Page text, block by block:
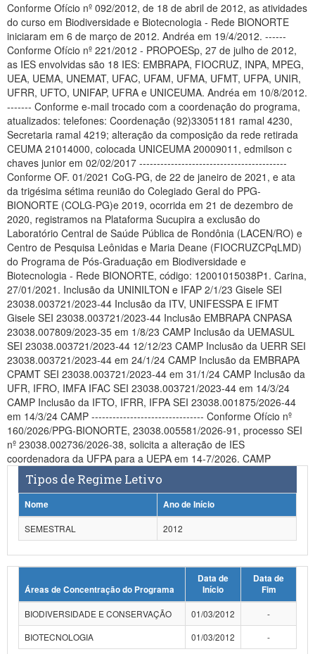
Ministério da Mulher, da Família e dos Direitos Humanos
Secretaria de Governo
Advocacia-Geral da União
Conforme Ofício nº 092/2012, de 18 de abril de 2012, as atividades
do curso em Biodiversidade e Biotecnologia - Rede BIONORTE
iniciaram em 6 de março de 2012. Andréa em 19/4/2012. ------
Conforme Ofício nº 221/2012 - PROPOESp, 27 de julho de 2012,
as IES envolvidas são 18 IES: EMBRAPA, FIOCRUZ, INPA, MPEG,
UEA, UEMA, UNEMAT, UFAC, UFAM, UFMA, UFMT, UFPA, UNIR,
UFRR, UFTO, UNIFAP, UFRA e UNICEUMA. Andréa em 10/8/2012.
------- Conforme e-mail trocado com a coordenação do programa,
atualizados: telefones: Coordenação (92)33051181 ramal 4230,
Secretaria ramal 4219; alteração da composição da rede retirada
CEUMA 21014000, colocada UNICEUMA 20009011, edmilson c
chaves junior em 02/02/2017 ------------------------------------------
Conforme OF. 01/2021 CoG-PG, de 22 de janeiro de 2021, e ata
da trigésima sétima reunião do Colegiado Geral do PPG-
BIONORTE (COLG-PG)e 2019, ocorrida em 21 de dezembro de
2020, registramos na Plataforma Sucupira a exclusão do
Laboratório Central de Saúde Pública de Rondônia (LACEN/RO) e
Centro de Pesquisa Leônidas e Maria Deane (FIOCRUZCPqLMD)
do Programa de Pós-Graduação em Biodiversidade e
Biotecnologia - Rede BIONORTE, código: 12001015038P1. Carina,
27/01/2021. Inclusão da UNINILTON e IFAP 2/1/23 Gisele SEI
23038.003721/2023-44 Inclusão da ITV, UNIFESSPA E IFMT
Gisele SEI 23038.003721/2023-44 Inclusão EMBRAPA CNPASA
23038.007809/2023-35 em 1/8/23 CAMP Inclusão da UEMASUL
SEI 23038.003721/2023-44 12/12/23 CAMP Inclusão da UERR SEI
23038.003721/2023-44 em 24/1/24 CAMP Inclusão da EMBRAPA
CPAMT SEI 23038.003721/2023-44 em 31/1/24 CAMP Inclusão da
UFR, IFRO, IMFA IFAC SEI 23038.003721/2023-44 em 14/3/24
CAMP Inclusão da IFTO, IFRR, IFPA SEI 23038.001875/2026-44
em 14/3/24 CAMP -------------------------------- Conforme Ofício nº
160/2026/PPG-BIONORTE, 23038.005581/2026-91, processo SEI
nº 23038.002736/2026-38, solicita a alteração de IES
coordenadora da UFPA para a UEPA em 14-7/2026. CAMP
Tipos de Regime Letivo
Nome
Ano de Início
SEMESTRAL
2012
Áreas de Concentração do Programa
Data de
Início
Data de
Fim
BIODIVERSIDADE E CONSERVAÇÃO
01/03/2012
-
BIOTECNOLOGIA
01/03/2012 -